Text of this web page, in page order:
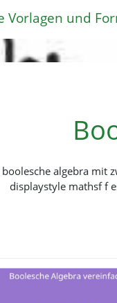
Vorlagen und
boolesche algebra mit
displaystyle mathsf f